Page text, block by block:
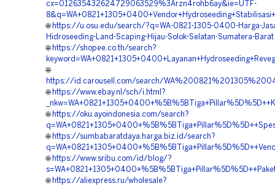
cx=012635432624729063529%3Arzn4rohb6ay&ie=UTF-
🌐 https://u.osu.edu/search/?q=WA-0821-1305-0400-Harga-
Hidroseeding-Land-Scaping-Hijau-Solok-Selatan-Sumatera-Barat
🌐 https://shopee.co.th/search?
🌐
https://id.carousell.com/search/
🌐 https://www.ebay.nl/sch/i.html?
🌐 https://oku.ayoindonesia.com/search?
🌐 https://sumbabaratdaya.harga.biz.id/search?
🌐 https://www.sribu.com/id/blog/?
🌐 https://aliexpress.ru/wholesale?